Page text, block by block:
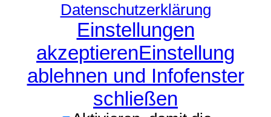
Datenschutzerklärung
Einstellungen
akzeptierenEinstellung
ablehnen und Infofenster
schließen